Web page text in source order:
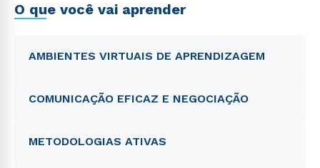
O que você vai aprender
AMBIENTES VIRTUAIS DE APRENDIZAGEM
COMUNICAÇÃO EFICAZ E NEGOCIAÇÃO
METODOLOGIAS ATIVAS